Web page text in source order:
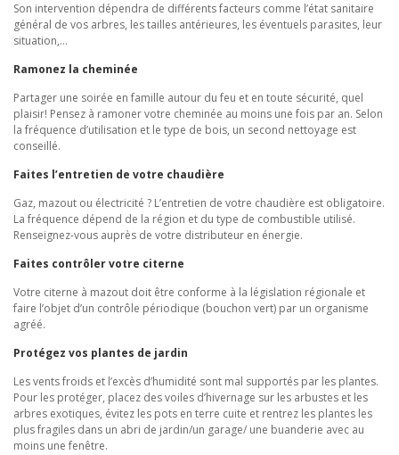
Son intervention dépendra de différents facteurs comme l’état sanitaire
général de vos arbres, les tailles antérieures, les éventuels parasites, leur
situation,…
Ramonez la cheminée
Partager une soirée en famille autour du feu et en toute sécurité, quel
plaisir! Pensez à ramoner votre cheminée au moins une fois par an. Selon
la fréquence d’utilisation et le type de bois, un second nettoyage est
conseillé.
Faites l’entretien de votre chaudière
Gaz, mazout ou électricité ? L’entretien de votre chaudière est obligatoire.
La fréquence dépend de la région et du type de combustible utilisé.
Renseignez-vous auprès de votre distributeur en énergie.
Faites contrôler votre citerne
Votre citerne à mazout doit être conforme à la législation régionale et
faire l’objet d’un contrôle périodique (bouchon vert) par un organisme
agréé.
Protégez vos plantes de jardin
Les vents froids et l’excès d’humidité sont mal supportés par les plantes.
Pour les protéger, placez des voiles d’hivernage sur les arbustes et les
arbres exotiques, évitez les pots en terre cuite et rentrez les plantes les
plus fragiles dans un abri de jardin/un garage/ une buanderie avec au
moins une fenêtre.